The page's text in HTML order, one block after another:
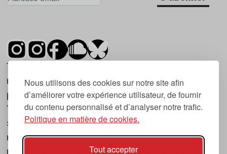
Nous utilisons des cookies sur notre site afin
d’améliorer votre expérience utilisateur, de fournir
du contenu personnalisé et d’analyser notre trafic.
Politique en matière de cookies.
Tout accepter
Tsugi est un mensuel indépendant sur la
musique et les nouvelles tendances, dont la
première parution date de 2007.
Tsugi en japonais signifie « prochain », « suivant
», ce qui correspond à la thématique du
magazine, à l’affût des nouvelles tendances
musicales, qu’elles viennent de la musique